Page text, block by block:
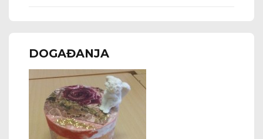
DOGAĐANJA